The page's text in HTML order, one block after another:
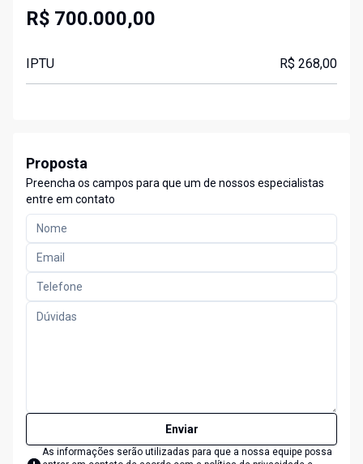
R$ 700.000,00
IPTU R$ 268,00
Proposta
Preencha os campos para que um de nossos especialistas
entre em contato
Enviar
As informações serão utilizadas para que a nossa equipe possa